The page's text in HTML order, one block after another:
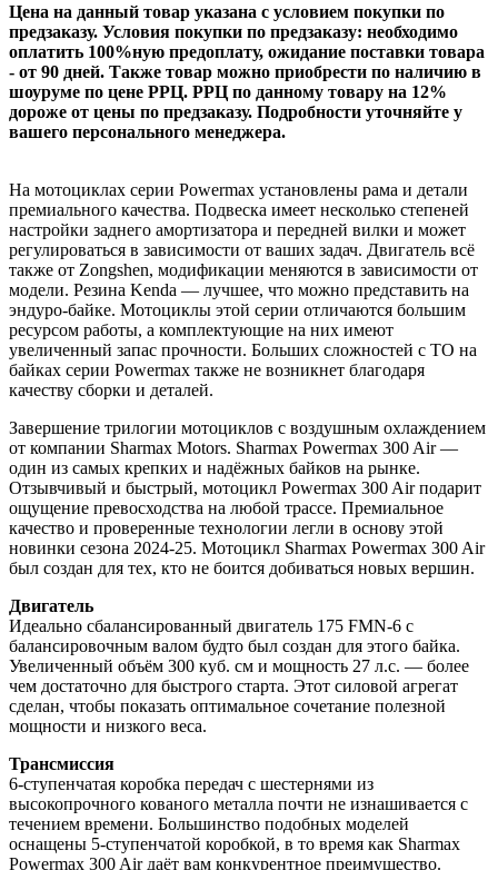
Цена на данный товар указана с условием покупки по
предзаказу. Условия покупки по предзаказу: необходимо
оплатить 100%ную предоплату, ожидание поставки товара
- от 90 дней. Также товар можно приобрести по наличию в
шоуруме по цене РРЦ. РРЦ по данному товару на 12%
дороже от цены по предзаказу. Подробности уточняйте у
вашего персонального менеджера.
На мотоциклах серии Powermax установлены рама и детали
премиального качества. Подвеска имеет несколько степеней
настройки заднего амортизатора и передней вилки и может
регулироваться в зависимости от ваших задач. Двигатель всё
также от Zongshen, модификации меняются в зависимости от
модели. Резина Kenda — лучшее, что можно представить на
эндуро-байке. Мотоциклы этой серии отличаются большим
ресурсом работы, а комплектующие на них имеют
увеличенный запас прочности. Больших сложностей с ТО на
байках серии Powermax также не возникнет благодаря
качеству сборки и деталей.
Завершение трилогии мотоциклов с воздушным охлаждением
от компании Sharmax Motors. Sharmax Powermax 300 Air —
один из самых крепких и надёжных байков на рынке.
Отзывчивый и быстрый, мотоцикл Powermax 300 Air подарит
ощущение превосходства на любой трассе. Премиальное
качество и проверенные технологии легли в основу этой
новинки сезона 2024-25. Мотоцикл Sharmax Powermax 300 Air
был создан для тех, кто не боится добиваться новых вершин.
Двигатель
Идеально сбалансированный двигатель 175 FMN-6 с
балансировочным валом будто был создан для этого байка.
Увеличенный объём 300 куб. см и мощность 27 л.с. — более
чем достаточно для быстрого старта. Этот силовой агрегат
сделан, чтобы показать оптимальное сочетание полезной
мощности и низкого веса.
Трансмиссия
6-ступенчатая коробка передач с шестернями из
высокопрочного кованого металла почти не изнашивается с
течением времени. Большинство подобных моделей
оснащены 5-ступенчатой коробкой, в то время как Sharmax
Powermax 300 Air даёт вам конкурентное преимущество.